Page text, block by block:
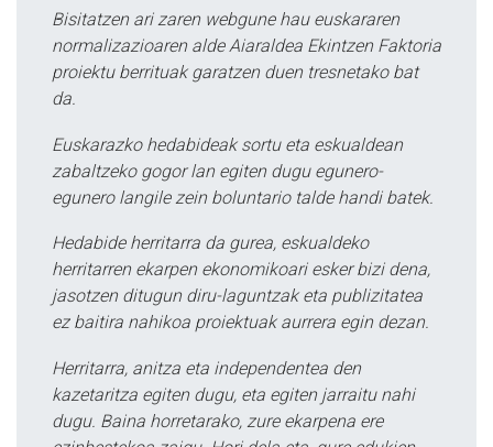
Bisitatzen ari zaren webgune hau euskararen
normalizazioaren alde Aiaraldea Ekintzen Faktoria
proiektu berrituak garatzen duen tresnetako bat
da.
Euskarazko hedabideak sortu eta eskualdean
zabaltzeko gogor lan egiten dugu egunero-
egunero langile zein boluntario talde handi batek.
Hedabide herritarra da gurea, eskualdeko
herritarren ekarpen ekonomikoari esker bizi dena,
jasotzen ditugun diru-laguntzak eta publizitatea
ez baitira nahikoa proiektuak aurrera egin dezan.
Herritarra, anitza eta independentea den
kazetaritza egiten dugu, eta egiten jarraitu nahi
dugu. Baina horretarako, zure ekarpena ere